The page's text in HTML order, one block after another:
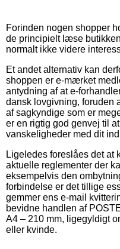
Forinden nogen shopper
de principielt læse
normalt ikke videre
Et andet alternativ kan
shoppen er e-mærket
antydning af at e-
dansk lovgivning, foruden
af sagkyndige som er
er en rigtig god genvej til
vanskeligheder med dit
Ligeledes foreslåes det at
aktuelle reglementer der
eksempelvis den
forbindelse er det tillige
gemmer ens e-mail
bevidne handlen af
A4 – 210 mm, ligegyldigt
eller kvinde.